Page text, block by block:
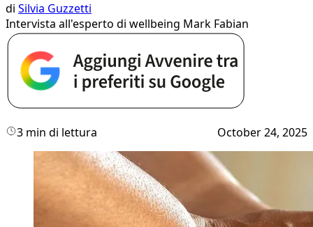
di Silvia Guzzetti
Intervista all'esperto di wellbeing Mark Fabian
3 min di lettura October 24, 2025